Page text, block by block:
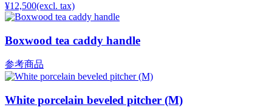
¥12,500(excl. tax)
Boxwood tea caddy handle
参考商品
White porcelain beveled pitcher (M)